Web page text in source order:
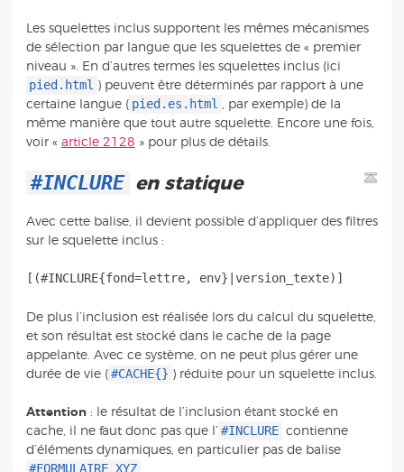
Les squelettes inclus supportent les mêmes mécanismes
de sélection par langue que les squelettes de « premier
niveau ». En d’autres termes les squelettes inclus (ici
pied.html ) peuvent être déterminés par rapport à une
certaine langue ( pied.es.html
, par exemple) de la
même manière que tout autre squelette. Encore une fois,
voir « article 2128 » pour plus de détails.
#INCLURE en statique
Avec cette balise, il devient possible d’appliquer des filtres
sur le squelette inclus :
De plus l’inclusion est réalisée lors du calcul du squelette,
et son résultat est stocké dans le cache de la page
appelante. Avec ce système, on ne peut plus gérer une
durée de vie ( #CACHE{} ) réduite pour un squelette inclus.
Attention: le résultat de l’inclusion étant stocké en
cache, il ne faut donc pas que l’ #INCLURE contienne
d’éléments dynamiques, en particulier pas de balise
#FORMULAIRE_XYZ .